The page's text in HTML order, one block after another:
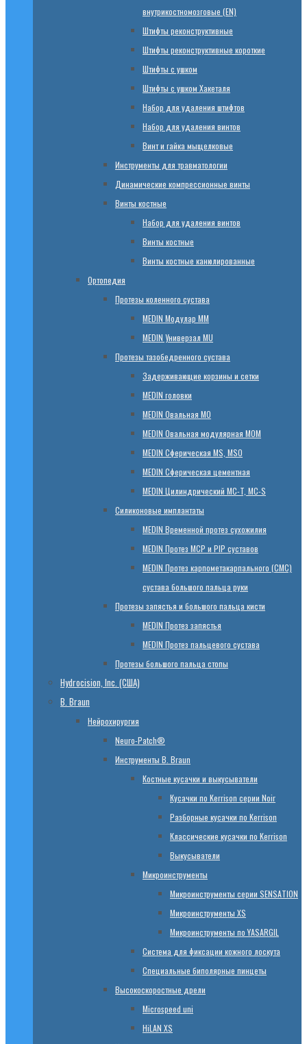
внутрикостномозговые (EN)
Штифты реконструктивные
Штифты реконструктивные короткие
Штифты с ушком
Штифты с ушком Хакеталя
Набор для удаления штифтов
Набор для удаления винтов
Винт и гайка мыщелковые
Инструменты для травматологии
Динамические компрессионные винты
Винты костные
Набор для удаления винтов
Винты костные
Винты костные канюлированные
Ортопедия
Протезы коленного сустава
МЕDIN Модулар ММ
МЕDIN Универзал MU
Протезы тазобедренного сустава
Задерживающие корзины и сетки
МЕDIN головки
МЕDIN Овальная MО
МЕDIN Овальная модулярная MOM
МЕDIN Сферическая MS, MSO
МЕDIN Сферическая цементная
МЕDIN Цилиндрический MC-T, MC-S
Силиконовые имплантаты
МЕDIN Временной протез сухожилия
МЕDIN Протез MCP и PIP суставов
МЕDIN Протез карпометакарпального (СМС)
сустава большого пальца руки
Протезы запястья и большого пальца кисти
МЕDIN Протез запястья
МЕDIN Протез пальцевого сустава
Протезы большого пальца стопы
Hydrocision, Inc. (США)
B. Braun
Нейрохирургия
Neuro-Patch®
Инструменты B. Braun
Костные кусачки и выкусыватели
Кусачки по Kerrison серии Noir
Разборные кусачки по Kerrison
Классические кусачки по Kerrison
Выкусыватели
Микроинструменты
Микроинструменты серии SENSATION
Микроинструменты XS
Микроинструменты по YASARGIL
Система для фиксации кожного лоскута
Специальные биполярные пинцеты
Высокоскоростные дрели
Microspeed uni
HiLAN XS